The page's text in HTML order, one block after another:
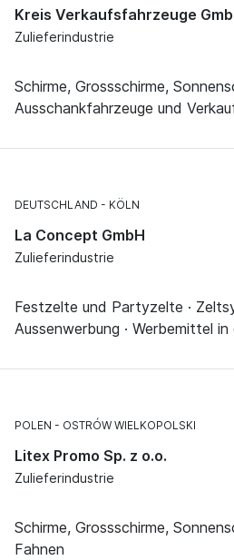
Kreis Verkaufsfahrzeuge
Zulieferindustrie
Schirme, Grossschirme,
Ausschankfahrzeuge und
DEUTSCHLAND KÖLN
La Concept GmbH
Zulieferindustrie
Festzelte und Partyzelte ·
Aussenwerbung · Werbemittel
POLEN OSTRÓW WIELKOPOLSKI
Litex Promo Sp. z o.o.
Zulieferindustrie
Schirme, Grossschirme,
Fahnen